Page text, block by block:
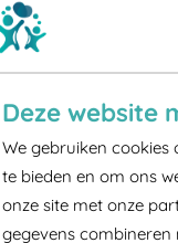
Deze website
We gebruiken
te bieden en om ons
onze site met onze
gegevens